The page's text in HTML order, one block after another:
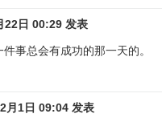
互同步。
22日 00:29 发表
事总会有成功的那一天的。
月1日 09:04 发表